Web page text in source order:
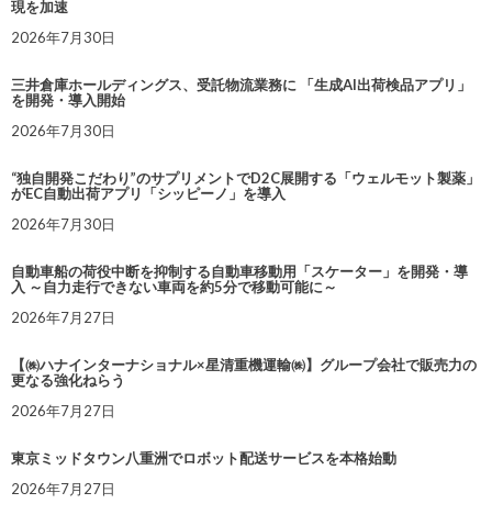
現を加速
2026年7月30日
三井倉庫ホールディングス、受託物流業務に 「生成AI出荷検品アプリ」
を開発・導入開始
2026年7月30日
“独自開発こだわり”のサプリメントでD2C展開する「ウェルモット製薬」
がEC自動出荷アプリ「シッピーノ」を導入
2026年7月30日
自動車船の荷役中断を抑制する自動車移動用「スケーター」を開発・導
入 ～自力走行できない車両を約5分で移動可能に～
2026年7月27日
【㈱ハナインターナショナル×星清重機運輸㈱】グループ会社で販売力の
更なる強化ねらう
2026年7月27日
東京ミッドタウン八重洲でロボット配送サービスを本格始動
2026年7月27日